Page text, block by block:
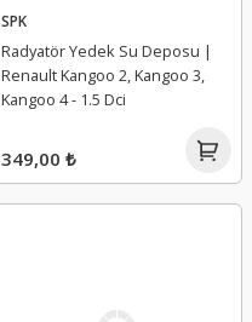
SPK
Radyatör Yedek Su Deposu |
Renault Kangoo 2, Kangoo 3,
Kangoo 4 - 1.5 Dci
349,00 ₺